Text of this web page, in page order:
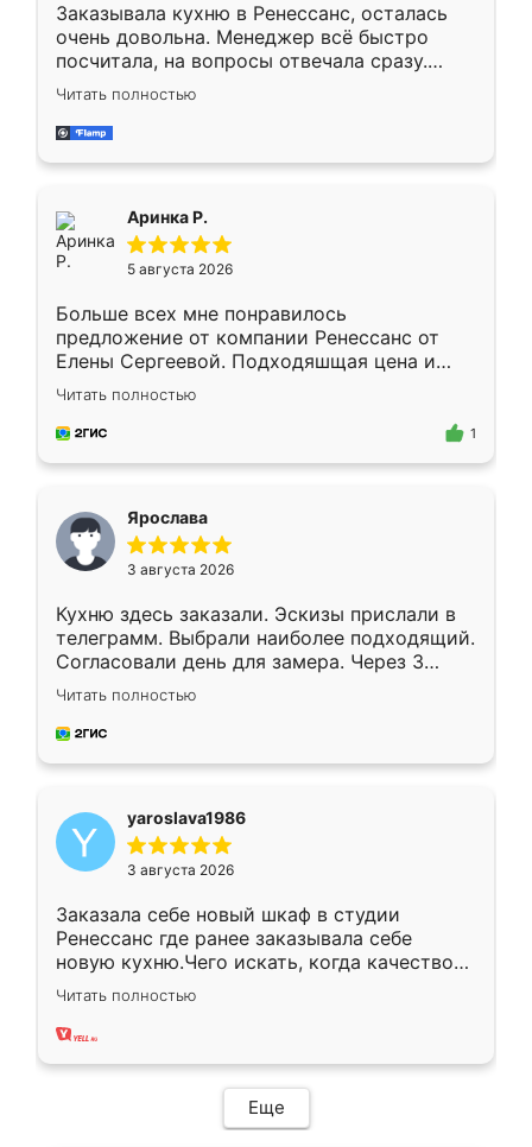
Заказывала кухню в Ренессанс, осталась
очень довольна. Менеджер всё быстро
посчитала, на вопросы отвечала сразу.
Замерщик приехал в субботу, подошёл к
делу со всей ответственностью. Собрали
за день, ребята работали аккуратно, даже
Читать полностью
Аринка Р.
5 августа 2026
Больше всех мне понравилось
предложение от компании Ренессанс от
Елены Сергеевой. Подходяшщая цена и
короткие сроки изготовления. Приехавший
для замера сотрудник Владислав
предложил по моему эскизу самый
Читать полностью
1
Ярослава
3 августа 2026
Кухню здесь заказали. Эскизы прислали в
телеграмм. Выбрали наиболее подходящий.
Согласовали день для замера. Через 3
недели кухня была уже готова. Остались
довольны работой. Спасибо Ренессанс
мебель за качественную работу!
Читать полностью
yaroslava1986
3 августа 2026
Заказала себе новый шкаф в студии
Ренессанс где ранее заказывала себе
новую кухню.Чего искать, когда качеством
вполне довольна. Служит кухня уже почти
два года, нареканий нет.
Читать полностью
Еще